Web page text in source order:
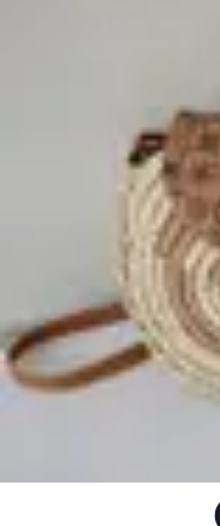
Minimalisme Voyage